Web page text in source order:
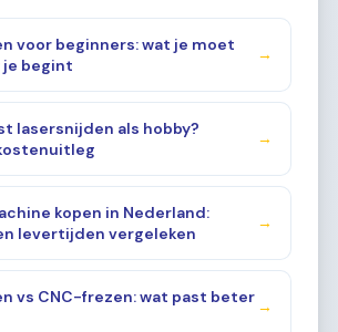
voor beginners: wat je moet
begint
→
lasersnijden als hobby?
→
kopen in Nederland:
levertijden vergeleken
→
vs CNC-frezen: wat past beter
→